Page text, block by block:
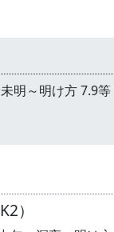
明～明け方 7.9等
）